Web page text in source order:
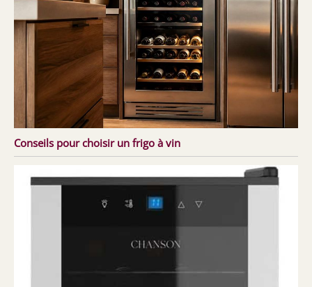
Conseils pour choisir un frigo à vin